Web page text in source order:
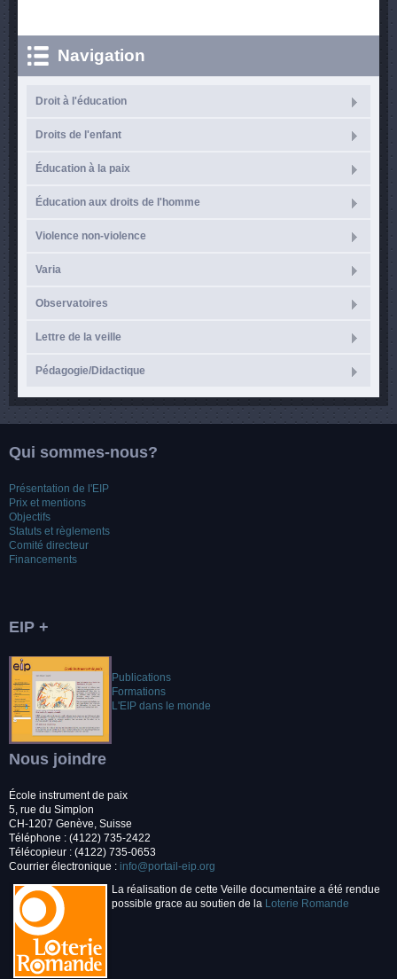
Navigation
Droit à l'éducation
Droits de l'enfant
Éducation à la paix
Éducation aux droits de l'homme
Violence non-violence
Varia
Observatoires
Lettre de la veille
Pédagogie/Didactique
Qui sommes-nous?
Présentation de l'EIP
Prix et mentions
Objectifs
Statuts et règlements
Comité directeur
Financements
EIP +
Publications
Formations
L'EIP dans le monde
Nous joindre
École instrument de paix
5, rue du Simplon
CH-1207 Genève, Suisse
Téléphone : (4122) 735-2422
Télécopieur : (4122) 735-0653
Courrier électronique : info@portail-eip.org
La réalisation de cette Veille documentaire a été rendue
possible grace au soutien de la Loterie Romande